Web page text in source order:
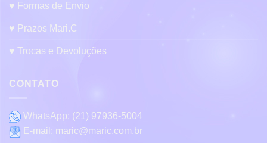
♥ Formas de Envio
♥ Prazos Mari.C
♥ Trocas e Devoluções
CONTATO
WhatsApp: (21) 97936-5004
E-mail: maric@maric.com.br